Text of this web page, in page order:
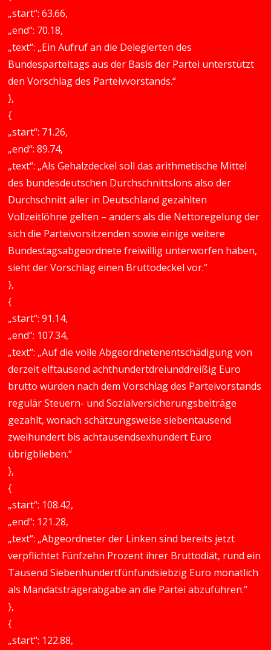
„start“: 63.66,
„end“: 70.18,
„text“: „Ein Aufruf an die Delegierten des
Bundesparteitags aus der Basis der Partei unterstützt
den Vorschlag des Parteivvorstands.“
},
{
„start“: 71.26,
„end“: 89.74,
„text“: „Als Gehalzdeckel soll das arithmetische Mittel
des bundesdeutschen Durchschnittslons also der
Durchschnitt aller in Deutschland gezahlten
Vollzeitlöhne gelten – anders als die Nettoregelung der
sich die Parteivorsitzenden sowie einige weitere
Bundestagsabgeordnete freiwillig unterworfen haben,
sieht der Vorschlag einen Bruttodeckel vor.“
},
{
„start“: 91.14,
„end“: 107.34,
„text“: „Auf die volle Abgeordnetenentschädigung von
derzeit elftausend achthundertdreiunddreißig Euro
brutto würden nach dem Vorschlag des Parteivorstands
regulär Steuern- und Sozialversicherungsbeiträge
gezahlt, wonach schätzungsweise siebentausend
zweihundert bis achtausendsexhundert Euro
übrigblieben.“
},
{
„start“: 108.42,
„end“: 121.28,
„text“: „Abgeordneter der Linken sind bereits jetzt
verpflichtet Fünfzehn Prozent ihrer Bruttodiät, rund ein
Tausend Siebenhundertfünfundsiebzig Euro monatlich
als Mandatsträgerabgabe an die Partei abzuführen.“
},
{
„start“: 122.88,